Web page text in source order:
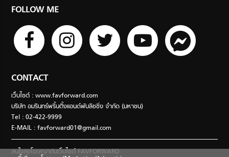
FOLLOW ME
CONTACT
เว็บไซต์ : www.favforward.com
บริษัท อมรินทร์พริ้นติ้งแอนด์พับลิชชิ่ง จำกัด (มหาชน)
Tel : 02-422-9999
E-MAIL :favforward01@gmail.com
สนใจลงโฆษณากับเว็บไซต์ FAVFORWARD